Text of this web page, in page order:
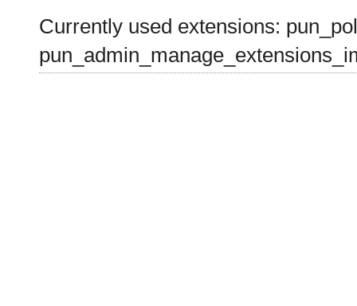
Currently used extensions: